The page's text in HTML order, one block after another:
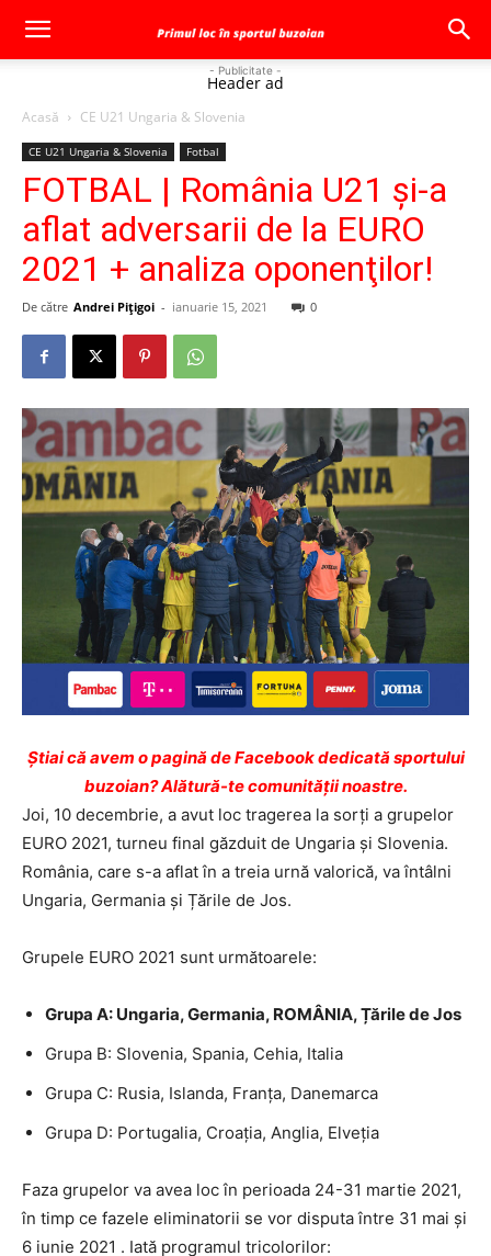
- Publicitate -
Header ad
Acasă CE U21 Ungaria & Slovenia
CE U21 Ungaria & Slovenia Fotbal
FOTBAL | România U21 și-a
aflat adversarii de la EURO
2021 + analiza oponenţilor!
De către Andrei Pițigoi - ianuarie 15, 2021 0
Ştiai că avem o pagină de Facebook dedicată sportului
buzoian? Alătură-te comunității noastre.
Joi, 10 decembrie, a avut loc tragerea la sorți a grupelor
EURO 2021, turneu final găzduit de Ungaria și Slovenia.
România, care s-a aflat în a treia urnă valorică, va întâlni
Ungaria, Germania și Țările de Jos.
Grupele EURO 2021 sunt următoarele:
Grupa A: Ungaria, Germania, ROMÂNIA, Țările de Jos
Grupa B: Slovenia, Spania, Cehia, Italia
Grupa C: Rusia, Islanda, Franța, Danemarca
Grupa D: Portugalia, Croația, Anglia, Elveția
Faza grupelor va avea loc în perioada 24-31 martie 2021,
în timp ce fazele eliminatorii se vor disputa între 31 mai și
6 iunie 2021 . Iată programul tricolorilor: